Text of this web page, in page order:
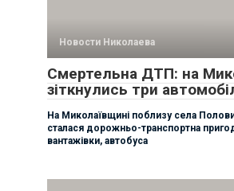
Новости Николаева
Смертельна ДТП: на
зіткнулись три
На Миколаївщині поблизу села
сталася дорожньо-транспортна
вантажівки, автобуса